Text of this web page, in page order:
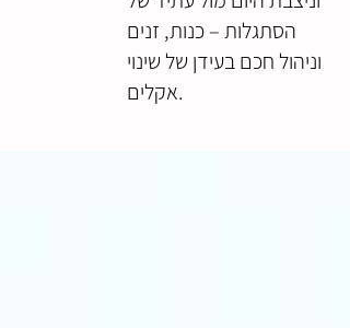
הסתגלות – כנות, זנים
וניהול חכם בעידן של שינוי
אקלים.